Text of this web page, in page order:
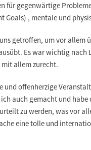
für gegenwärtige
Goals) , mentale und
getroffen, um vor allem
Es war wichtig nach
allem zurecht.
und offenherzige
auch gemacht und
zu werden, was vor
eine tolle und